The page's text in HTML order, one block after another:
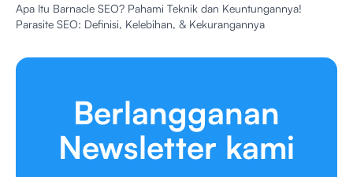
Apa Itu Barnacle SEO? Pahami Teknik dan Keuntungannya!
Parasite SEO: Definisi, Kelebihan, & Kekurangannya
Berlangganan
Newsletter kami